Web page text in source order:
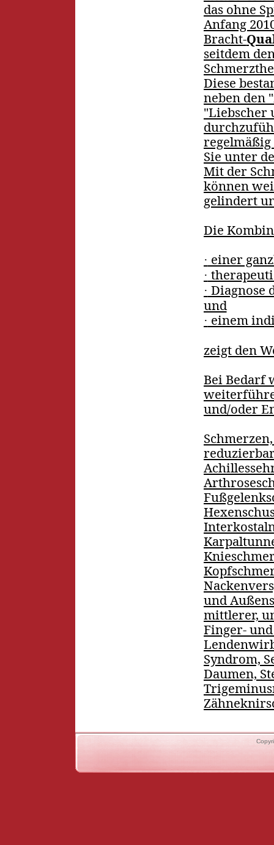
das ohne
Anfang
Bracht-
seitdem
Diese
neben den
"Liebscher
Sie unter
Mit der
können
gelindert
Die
· einer
·
· Diagnose
und
· einem
zeigt den
Bei Bedarf
und/oder
und
mittlerer,
Finger-
Syndrom,
Daumen,